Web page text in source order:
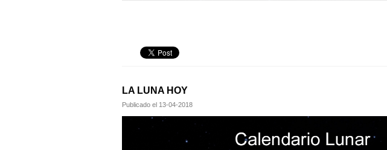
LA LUNA HOY
Publicado el 13-04-2018